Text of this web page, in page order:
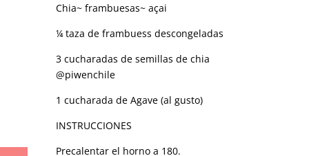
Chia~ frambuesas~ açai
¼ taza de frambuess descongeladas
3 cucharadas de semillas de chia
@piwenchile
1 cucharada de Agave (al gusto)
INSTRUCCIONES
Precalentar el horno a 180.